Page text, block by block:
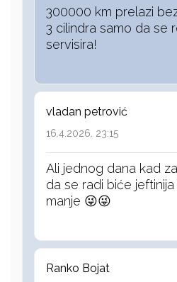
300000 km prelazi
3 cilindra samo da se
servisira!
vladan petrović
16.4.2026. 23:15
Ali jednog dana kad
da se radi biće
manje 😜😜
Ranko Bojat